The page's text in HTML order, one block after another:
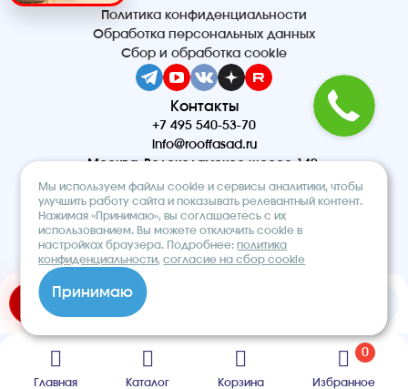
Политика конфиденциальности
Обработка персональных данных
Сбор и обработка cookie
Контакты
+7 495 540-53-70
info@rooffasad.ru
Москва, Волоколамское шоссе 142,
офис 606, 6 этаж
Реквизиты
ООО “ПТК “Титан”
ОГРН 1227700212475
ИНН 9710097508
© 2026. Строительный интернет-
магазин «ROOF&FACADE»
Добавить в корзину
Главная Каталог Корзина
0
Избранное
Мы используем файлы cookie и сервисы аналитики, чтобы
улучшить работу сайта и показывать релевантный контент.
Нажимая «Принимаю», вы соглашаетесь с их
использованием. Вы можете отключить cookie в
настройках браузера. Подробнее:политика
конфиденциальности,согласие на сбор cookie
Принимаю